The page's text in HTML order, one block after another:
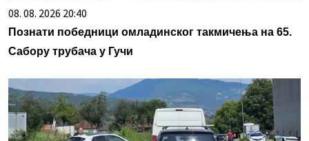
08. 08. 2026 20:40
Познати победници омладинског такмичења на 65.
Сабору трубача у Гучи